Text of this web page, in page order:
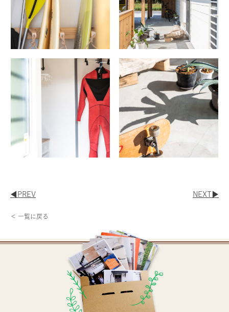
◀︎PREV NEXT▶︎
＜ 一覧に戻る